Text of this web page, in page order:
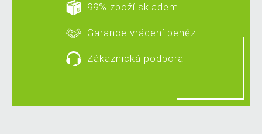
99% zboží skladem
Garance vrácení peněz
Zákaznická podpora